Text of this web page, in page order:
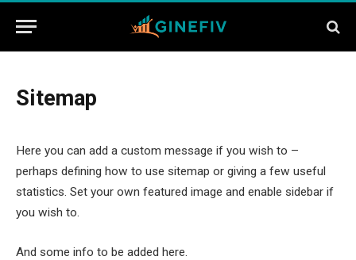
Sitemap
Here you can add a custom message if you wish to –
perhaps defining how to use sitemap or giving a few useful
statistics. Set your own featured image and enable sidebar if
you wish to.
And some info to be added here.